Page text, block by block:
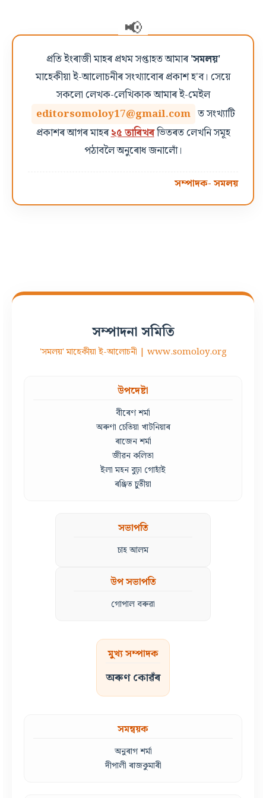
প্ৰতি ইংৰাজী মাহৰ প্ৰথম সপ্তাহত আমাৰ'সমলয়'
মাহেকীয়া ই-আলোচনীৰ সংখ্যাবোৰ প্ৰকাশ হ'ব। সেয়ে
সকলো লেখক-লেখিকাক আমাৰ ই-মেইল
editorsomoloy17@gmail.com ত সংখ্যাটি
প্ৰকাশৰ আগৰ মাহৰ২৫ তাৰিখৰভিতৰত লেখনি সমূহ
পঠাবলৈ অনুৰোধ জনালোঁ।
সম্পাদক- সমলয়
সম্পাদনা সমিতি
'সমলয়' মাহেকীয়া ই-আলোচনী | www.somoloy.org
উপদেষ্টা
বীৰেণ শৰ্মা
অৰুণা চেতিয়া খাটনিয়াৰ
ৰাজেন শৰ্মা
জীৱন কলিতা
ইলা মহন বুঢ়া গোহাঁই
ৰঞ্জিত চুতীয়া
সভাপতি
চাহ আলম
উপ সভাপতি
গোপাল বৰুৱা
মুখ্য সম্পাদক
অৰুণ কোৱঁৰ
সমন্বয়ক
অনুৰাগ শৰ্মা
দীপালী ৰাজকুমাৰী